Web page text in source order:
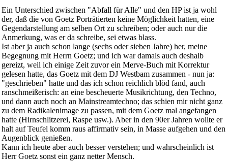
Ein Unterschied zwischen "Abfall für Alle" und den HP ist ja wohl
der, daß die von Goetz Porträtierten keine Möglichkeit hatten, eine
Gegendarstellung am selben Ort zu schreiben; oder auch nur die
Anmerkung, was er da schreibe, sei etwas blass.
Ist aber ja auch schon lange (sechs oder sieben Jahre) her, meine
Begegnung mit Herrn Goetz; und ich war damals auch deshalb
gereizt, weil ich einige Zeit zuvor ein Merve-Buch mit Korrektur
gelesen hatte, das Goetz mit dem DJ Westbam zusammen - nun ja:
"geschrieben" hatte und das ich schon reichlich blöd fand, auch
ranschmeißerisch: an eine bescheuerte Musikrichtung, den Techno,
und dann auch noch an Mainstreamtechno; das schien mir nicht ganz
zu dem Radikalenimage zu passen, mit dem Goetz mal angefangen
hatte (Hirnschlitzerei, Raspe usw.). Aber in den 90er Jahren wollte er
halt auf Teufel komm raus affirmativ sein, in Masse aufgehen und den
Augenblick genießen.
Kann ich heute aber auch besser verstehen; und wahrscheinlich ist
Herr Goetz sonst ein ganz netter Mensch.